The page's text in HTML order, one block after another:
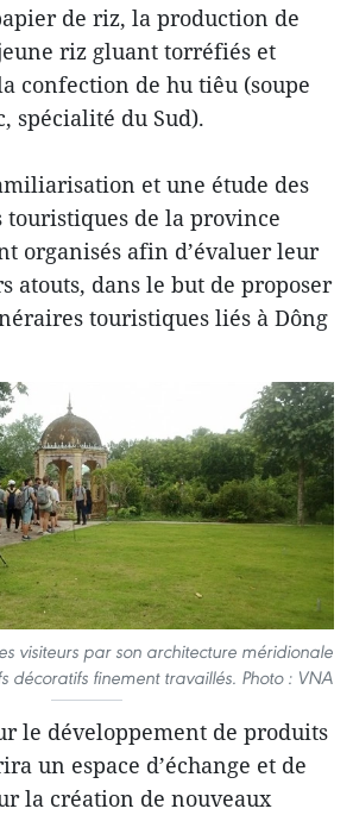
de riz, la production de
riz gluant torréfiés et
confection de hu tiêu (soupe
spécialité du Sud).
et une étude des
de la province
organisés afin d’évaluer leur
atouts, dans le but de proposer
touristiques liés à Dông
visiteurs par son architecture méridionale
décoratifs finement travaillés. Photo : VNA
le développement de produits
un espace d’échange et de
la création de nouveaux